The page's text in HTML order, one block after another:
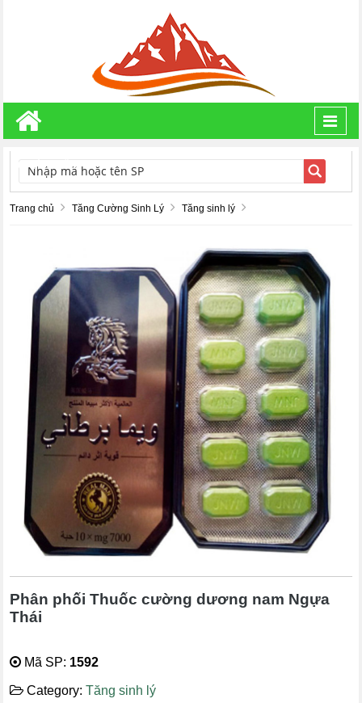
TÌM KIẾM
Trang chủ Tăng Cường Sinh Lý Tăng sinh lý
Phân phối Thuốc cường dương nam Ngựa
Thái
Mã SP: 1592
Category:Tăng sinh lý